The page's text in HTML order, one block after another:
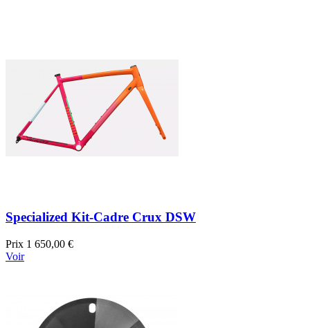
Specialized Kit-Cadre Crux DSW
Prix 1 650,00 €
Voir